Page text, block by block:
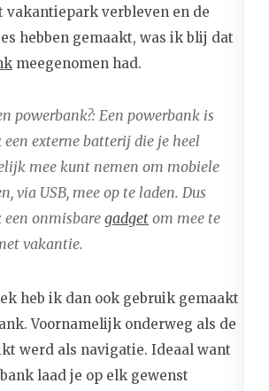
vakantiepark verbleven en de
hebben gemaakt, was ik blij dat
meegenomen had.
powerbank?: Een powerbank is
externe batterij die je heel
mee kunt nemen om mobiele
via USB, mee op te laden. Dus
onmisbare gadget om mee te
vakantie.
heb ik dan ook gebruik gemaakt
Voornamelijk onderweg als de
werd als navigatie. Ideaal want
laad je op elk gewenst